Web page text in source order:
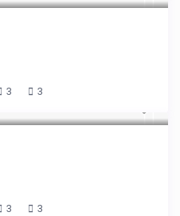
3 3
3 3